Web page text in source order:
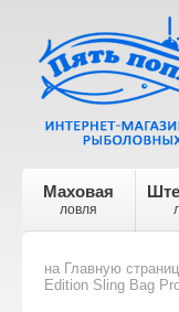
Маховая
ловля
на Главную
Edition Sling Bag